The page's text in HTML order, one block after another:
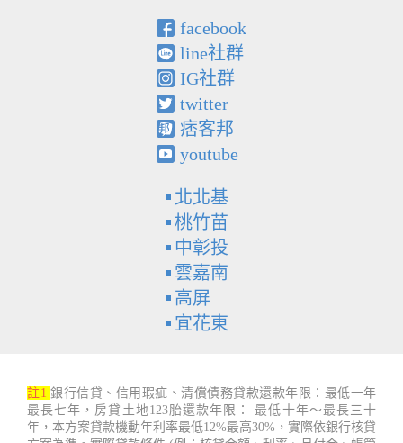
facebook
line社群
IG社群
twitter
痞客邦
youtube
北北基
桃竹苗
中彰投
雲嘉南
高屏
宜花東
註1 銀行信貸、信用瑕疵、清償債務貸款還款年限：最低一年
最長七年，房貸土地123胎還款年限： 最低十年～最長三十
年，本方案貸款機動年利率最低12%最高30%，實際依銀行核貸